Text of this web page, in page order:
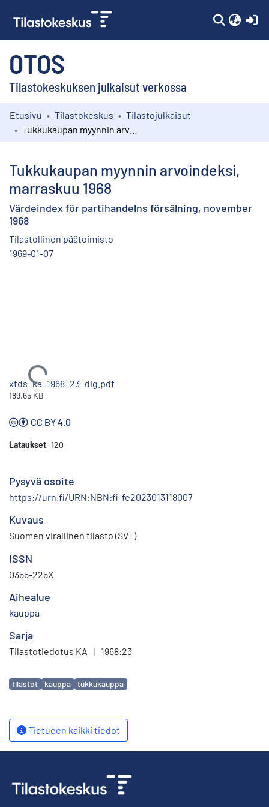
OTOS
Tilastokeskuksen julkaisut verkossa
Kokoelmat
Etusivu Tilastokeskus
Tilastojulkaisut
Tukkukaupan myynnin arvoindeksi,
marraskuu 1968
Värdeindex för partihandelns försälning, november
1968
Tilastollinen päätoimisto
1969-01-07
Ladataan...
xtds_ka_1968_23_dig.pdf
189.65 KB
CC BY 4.0
Lataukset 120
Pysyvä osoite
https://urn.fi/URN:NBN:fi-fe2023013118007
Kuvaus
Suomen virallinen tilasto (SVT)
ISSN
0355-225X
Aihealue
kauppa
Sarja
Tilastotiedotus KA | 1968:23
Avainsanat
tilastot kauppa tukkukauppa
Tietueen kaikki tiedot